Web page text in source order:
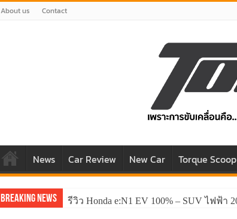
About us Contact
News Car Review New Car Torque Scoop
Breaking News รีวิว Honda e:N1 EV 100% – SUV ไฟฟ้า